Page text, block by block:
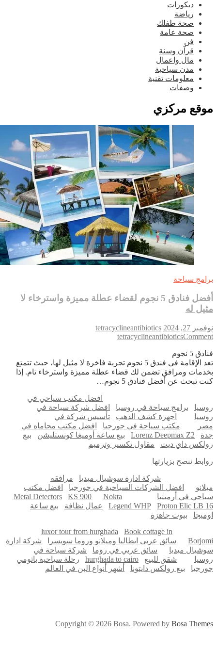
ديكورات
رياضة
صحة طفلك
صحة عامة
فن
قرآن وسنة
مال واعمال
مدن سياحية
معلومات تقنية
وصفات
مركزي
سياحة
أفضل فنادق 5 نجوم لقضاء عطلة مميزة واسترخاء لا
له
27, 2024
tetracyclineantibiotics
tetracyclineantibiotics
on
5
نجوم
لقضاء
واسترخاء
لا
مثيل
له
5 نجوم
تعد الإقامة في فندق 5 نجوم تجربة فاخرة لا مثيل لها، حيث تتمتع
ومرافق تضمن لك قضاء عطلة مميزة واسترخاء تام. إذا
تبحث عن أفضل فنادق 5 نجوم…
افضل مكتب سياحي في
برامج سياحة في روسيا
افضل شركة سياحة في
اجهزة كشف الذهب
تأسيس شركة في
مكتب سياحة في جورجيا
افضل مكتب محاماه في
Lorenz Deepmax Z2 بيع ساعة أوميغا كونستليشن
بيع
داي ديت
مقاول تكسير وترميم
ننصح بزيارتها
شركة ادارة سوشيال ميديا
مرافقه
افضل الشركات السياحية في جورجيا
افضل مكتب
في أرمينيا
Metal Detectors KS 900
Nokta
Legend WHP
Proton Elic LB عمال نظافة
بيع ساعة
بيوت جاهزة
luxor tour from hurghada
Book cottage in
سائق عربى ايطاليا وميلانو وروما سويسرا
شركة ادارة
ميديا
سائق عربي في روما
شركة سياحة في
شقق للبيع hurghada to cairo
رحلة سياحية باتومي
بيع رولكس دايتونا أشهر أنواع البن في العالم
Copyright © 2026 Bosa. Powered byBosa